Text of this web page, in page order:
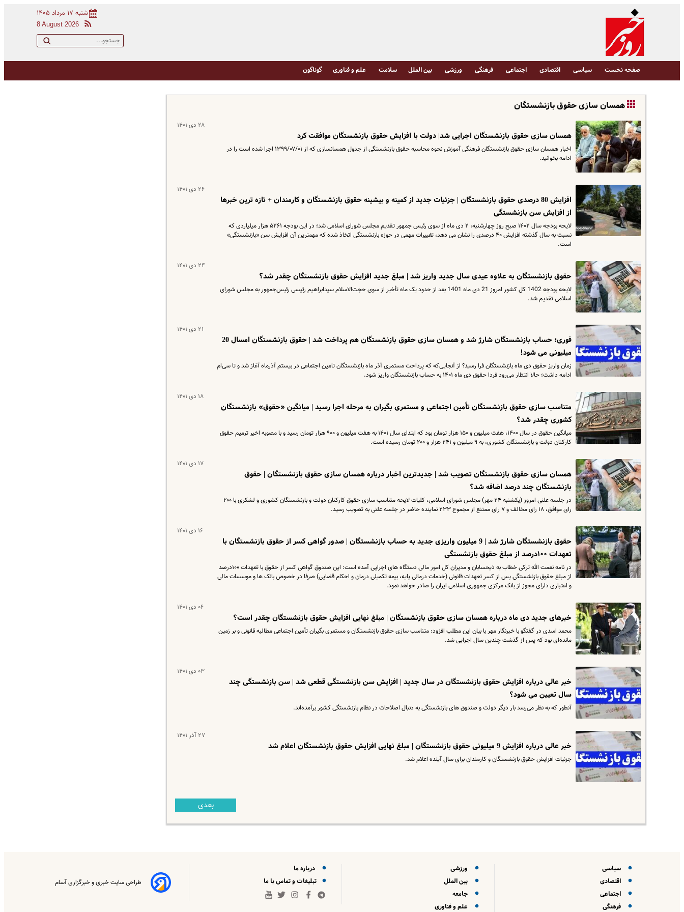
شنبه ۱۷ مرداد ۱۴۰۵
8 August 2026
صفحه نخست سیاسی اقتصادی اجتماعی فرهنگی ورزشی بین الملل سلامت علم و فناوری گوناگون
همسان سازی حقوق بازنشستگان
۲۸ دی ۱۴۰۱
همسان سازی حقوق بازنشستگان اجرایی شد| دولت با افزایش حقوق بازنشستگان موافقت کرد
اخبار همسان سازی حقوق بازنشستگان فرهنگی آموزش نحوه محاسبه حقوق بازنشستگی از جدول همسانسازی که از ۱۳۹۹/۰۷/۰۱ اجرا شده است را در
ادامه بخوانید.
۲۶ دی ۱۴۰۱
افزایش 80 درصدی حقوق بازنشستگان | جزئیات جدید از کمینه و بیشینه حقوق بازنشستگان و کارمندان + تازه ترین خبرها
از افزایش سن بازنشستگی
لایحه بودجه سال ۱۴۰۲ صبح روز چهارشنبه، ۲ دی ماه از سوی رئیس جمهور تقدیم مجلس شورای اسلامی شد؛ در این بودجه ۵۲۶۱ هزار میلیاردی که
نسبت به سال گذشته افزایش ۴۰ درصدی را نشان می دهد، تغییرات مهمی در حوزه بازنشستگی اتخاذ شده که مهمترین آن افزایش سن «بازنشستگی»
است.
۲۴ دی ۱۴۰۱
حقوق بازنشستگان به علاوه عیدی سال جدید واریز شد | مبلغ جدید افزایش حقوق بازنشستگان چقدر شد؟
لایحه بودجه 1402 کل کشور امروز 21 دی ماه 1401 بعد از حدود یک ماه تأخیر از سوی حجت‌الاسلام سیدابراهیم رئیسی رئیس‌جمهور به مجلس شورای
اسلامی تقدیم شد.
۲۱ دی ۱۴۰۱
فوری؛ حساب بازنشستگان شارژ شد و همسان سازی حقوق بازنشستگان هم پرداخت شد | حقوق بازنشستگان امسال 20
میلیونی می شود!
زمان واریز حقوق دی ماه بازنشستگان فرا رسید؟ از آنجایی‌که که پرداخت مستمری آذر ماه بازنشستگان تامین اجتماعی در بیستم آذرماه آغاز شد و تا سی‌ام
ادامه داشت؛ حالا انتظار می‌رود فردا حقوق دی ماه ۱۴۰۱ به حساب بازنشستگان واریز شود.
۱۸ دی ۱۴۰۱
متناسب سازی حقوق بازنشستگان تأمین اجتماعی و مستمری بگیران به مرحله اجرا رسید | میانگین «حقوق» بازنشستگان
کشوری چقدر شد؟
میانگین حقوق در سال ۱۴۰۰، هفت میلیون و ۱۵۰ هزار تومان بود که ابتدای سال ۱۴۰۱ به هفت میلیون و ۹۰۰ هزار تومان رسید و با مصوبه اخیر ترمیم حقوق
کارکنان دولت و بازنشستگان کشوری، به ۹ میلیون و ۲۴۱ هزار و ۲۰۰ تومان رسیده است.
۱۷ دی ۱۴۰۱
همسان سازی حقوق بازنشستگان تصویب شد | جدیدترین اخبار درباره همسان سازی حقوق بازنشستگان | حقوق
بازنشستگان چند درصد اضافه شد؟
در جلسه علنی امروز (یکشنبه ۲۴ مهر) مجلس شورای اسلامی، کلیات لایحه متناسب سازی حقوق کارکنان دولت و بازنشستگان کشوری و لشکری با ۲۰۰
رای موافق، ۱۸ رای مخالف و ۷ رای ممتنع از مجموع ۲۳۳ نماینده حاضر در جلسه علنی به تصویب رسید.
۱۶ دی ۱۴۰۱
حقوق بازنشستگان شارژ شد | 9 میلیون واریزی جدید به حساب بازنشستگان | صدور گواهی کسر از حقوق بازنشستگان با
تعهدات ۱۰۰درصد از مبلغ حقوق بازنشستگی
در نامه نعمت الله ترکی خطاب به ذیحسابان و مدیران کل امور مالی دستگاه های اجرایی آمده است: این صندوق گواهی کسر از حقوق با تعهدات ۱۰۰درصد
از مبلغ حقوق بازنشستگی پس از کسر تعهدات قانونی (خدمات درمانی پایه، بیمه تکمیلی درمان و احکام قضایی) صرفا در خصوص بانک ها و موسسات مالی
و اعتباری دارای مجوز از بانک مرکزی جمهوری اسلامی ایران را صادر خواهد نمود.
۰۶ دی ۱۴۰۱
خبرهای جدید دی ماه درباره همسان سازی حقوق بازنشستگان | مبلغ نهایی افزایش حقوق بازنشستگان چقدر است؟
محمد اسدی در گفتگو با خبرنگار مهر با بیان این مطلب افزود: متناسب سازی حقوق بازنشستگان و مستمری بگیران تأمین اجتماعی مطالبه قانونی و بر زمین
مانده‌ای بود که پس از گذشت چندین سال اجرایی شد.
۰۳ دی ۱۴۰۱
خبر عالی درباره افزایش حقوق بازنشستگان در سال جدید | افزایش سن بازنشستگی قطعی شد | سن بازنشستگی چند
سال تعیین می شود؟
آنطور که به نظر می‌رسد بار دیگر دولت و صندوق های بازنشستگی به دنبال اصلاحات در نظام بازنشستگی کشور برآمده‌اند.
۲۷ آذر ۱۴۰۱
خبر عالی درباره افزایش 9 میلیونی حقوق بازنشستگان | مبلغ نهایی افزایش حقوق بازنشستگان اعلام شد
جزئیات افزایش حقوق بازنشستگان و کارمندان برای سال آینده اعلام شد.
بعدی
سیاسی
اقتصادی
اجتماعی
فرهنگی
ورزشی
بین الملل
جامعه
علم و فناوری
درباره ما
تبلیغات و تماس با ما
طراحی سایت خبری و خبرگزاری آسام